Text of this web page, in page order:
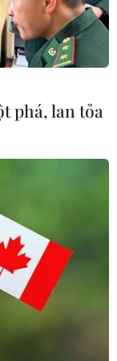
ta luồn sâu
tán, căng
Chiến dịch
một khu
liền với
đội ta phối
dịch
năm
tranh
quân
bộ máy
phá, lan tỏa